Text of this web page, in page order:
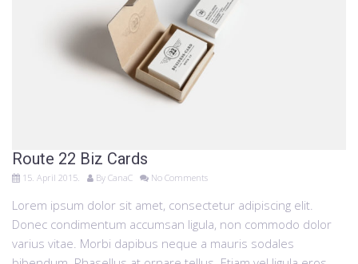
Route 22 Biz Cards
15. April 2015. By CanaC No Comments
Lorem ipsum dolor sit amet, consectetur adipiscing elit.
Donec condimentum accumsan ligula, non commodo dolor
varius vitae. Morbi dapibus neque a mauris sodales